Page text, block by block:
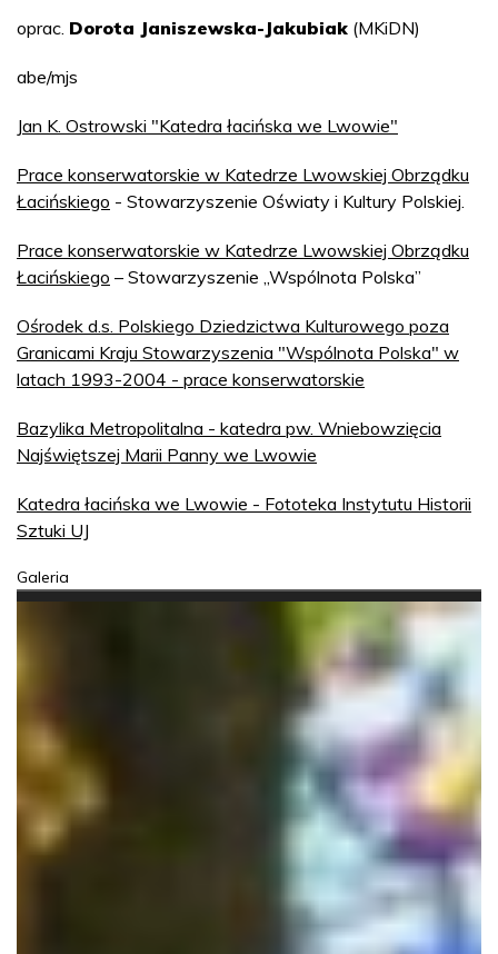
oprac. Dorota Janiszewska-Jakubiak (MKiDN)
abe/mjs
Jan K. Ostrowski "Katedra łacińska we Lwowie"
Prace konserwatorskie w Katedrze Lwowskiej Obrządku
Łacińskiego - Stowarzyszenie Oświaty i Kultury Polskiej.
Prace konserwatorskie w Katedrze Lwowskiej Obrządku
Łacińskiego – Stowarzyszenie „Wspólnota Polska”
Ośrodek d.s. Polskiego Dziedzictwa Kulturowego poza
Granicami Kraju Stowarzyszenia "Wspólnota Polska" w
latach 1993-2004 - prace konserwatorskie
Bazylika Metropolitalna - katedra pw. Wniebowzięcia
Najświętszej Marii Panny we Lwowie
Katedra łacińska we Lwowie - Fototeka Instytutu Historii
Sztuki UJ
Galeria